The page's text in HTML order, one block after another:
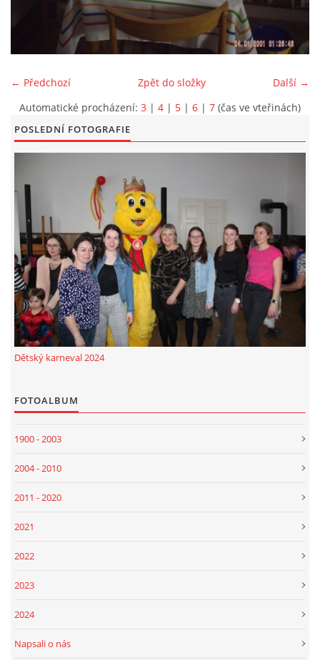
© 2026 eStránky.cz |Aktualizováno: 5. 6. 2026|Nahoru ↑
← Předchozí Další →
Zpět do složky
Automatické procházení: 3 | 4 | 5 | 6 | 7 (čas ve vteřinách)
POSLEDNÍ FOTOGRAFIE
Dětský karneval 2024
FOTOALBUM
1900 - 2003
2004 - 2010
2011 - 2020
2021
2022
2023
2024
Napsali o nás